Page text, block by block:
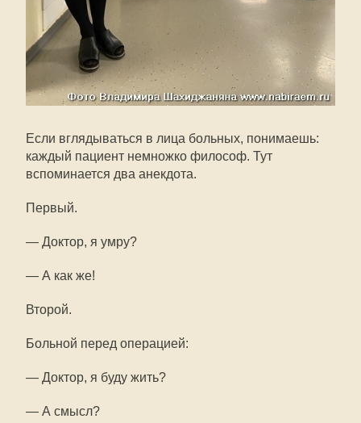
Если вглядываться в лица больных, понимаешь:
каждый пациент немножко философ. Тут
вспоминается два анекдота.
Первый.
— Доктор, я умру?
— А как же!
Второй.
Больной перед операцией:
— Доктор, я буду жить?
— А смысл?